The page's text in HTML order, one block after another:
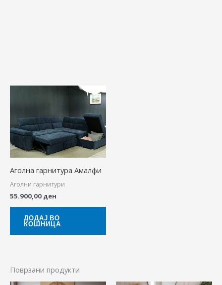
Аголна гарнитура Амалфи
Аголни гарнитури
55.900,00 ден
ДОДАЈ ВО
КОШНИЦА
Поврзани продукти